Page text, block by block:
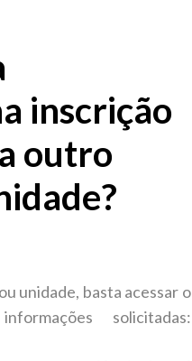
inscrição
outro
unidade, basta acessar o
solicitadas: